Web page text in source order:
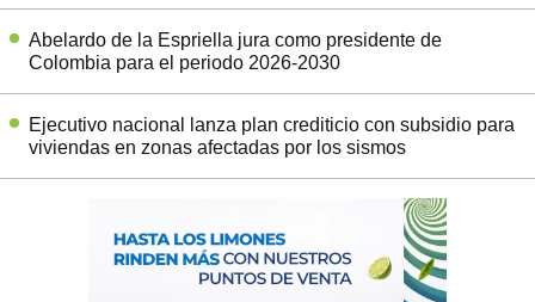
Abelardo de la Espriella jura como presidente de
Colombia para el periodo 2026-2030
Ejecutivo nacional lanza plan crediticio con subsidio para
viviendas en zonas afectadas por los sismos